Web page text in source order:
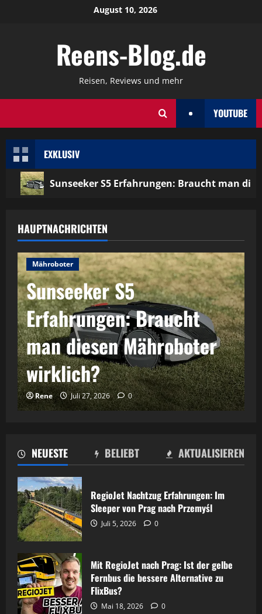
August 10, 2026
Reens-Blog.de
Reisen, Reviews und mehr
YOUTUBE
EXKLUSIV
Sunseeker S5 Erfahrungen: Braucht man
NEUESTE BELIEBT AKTUALISIEREN
RegioJet Nachtzug Erfahrungen: Im
Sleeper von Prag nach Przemyśl
Juli 5, 2026 0
Mit RegioJet nach Prag: Ist der gelbe
Fernbus die bessere Alternative zu
FlixBus?
Mai 18, 2026 0
HAUPTNACHRICHTEN
Mähroboter
Sunseeker S5
Erfahrungen: Braucht
man diesen Mähroboter
wirklich?
Rene Juli 27, 2026 0
Zugreisen
RegioJet Nachtzug
Erfahrungen: Im Sleeper
von Prag nach Przemyśl
Rene Juli 5, 2026
Mähroboter